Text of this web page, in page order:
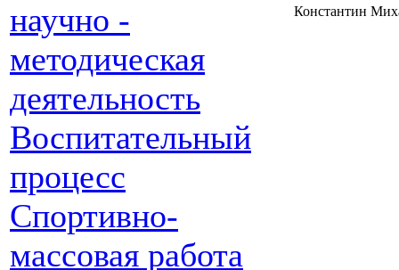
научно -
методическая
деятельность
Воспитательный
процесс
Спортивно-
массовая работа
Константин